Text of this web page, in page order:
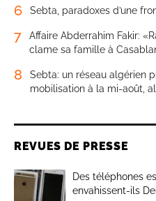
6 Sebta, paradoxes d’une
7
Affaire Abderrahim Fakir:
clame sa famille à
8
Sebta: un réseau algérien
mobilisation à la mi-août,
REVUES DE PRESSE
Des téléphones
envahissent-ils